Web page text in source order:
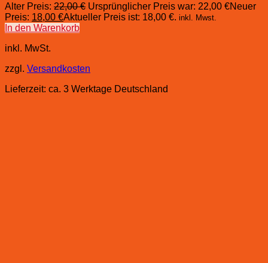
Alter Preis: 22,00€ Ursprünglicher Preis war: 22,00 €Neuer
Preis: 18,00 €Aktueller Preis ist: 18,00 €. inkl. Mwst.
In den Warenkorb
inkl. MwSt.
zzgl. Versandkosten
Lieferzeit: ca. 3 Werktage Deutschland